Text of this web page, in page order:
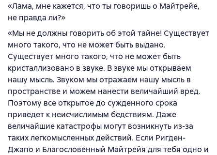
«Лама, мне кажется, что ты говоришь о Майтрейе,
не правда ли?»
«Мы не должны говорить об этой тайне! Существует
много такого, что не может быть выдано.
Существует много такого, что не может быть
кристаллизовано в звуке. В звуке мы открываем
нашу мысль. Звуком мы отражаем нашу мысль в
пространстве и можем нанести величайший вред.
Поэтому все открытое до сужденного срока
приведет к неисчислимым бедствиям. Даже
величайшие катастрофы могут возникнуть из-за
таких легкомысленных действий. Если Ригден-
Джапо и Благословенный Майтрейя для тебя одно и